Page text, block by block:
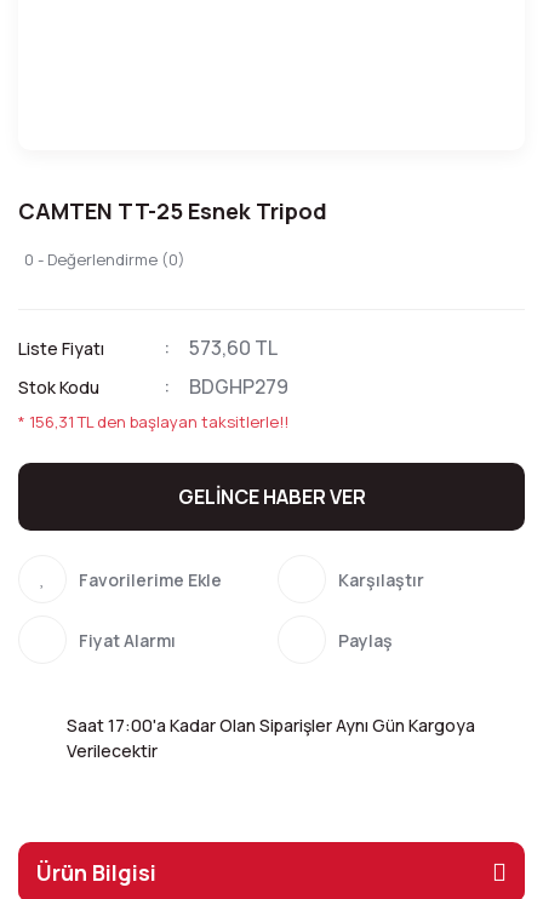
CAMTEN TT-25 Esnek Tripod
0 - Değerlendirme (0)
Liste Fiyatı 573,60 TL
Stok Kodu BDGHP279
* 156,31 TL den başlayan taksitlerle!!
GELİNCE HABER VER
Karşılaştır
Fiyat Alarmı Paylaş
Saat 17:00'a Kadar Olan Siparişler Aynı Gün Kargoya
Verilecektir
Ürün Bilgisi